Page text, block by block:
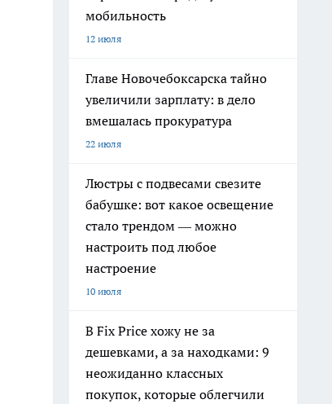
мобильность
12 июля
Главе Новочебоксарска тайно
увеличили зарплату: в дело
вмешалась прокуратура
22 июля
Люстры с подвесами свезите
бабушке: вот какое освещение
стало трендом — можно
настроить под любое
настроение
10 июля
В Fix Price хожу не за
дешевками, а за находками: 9
неожиданно классных
покупок, которые облегчили